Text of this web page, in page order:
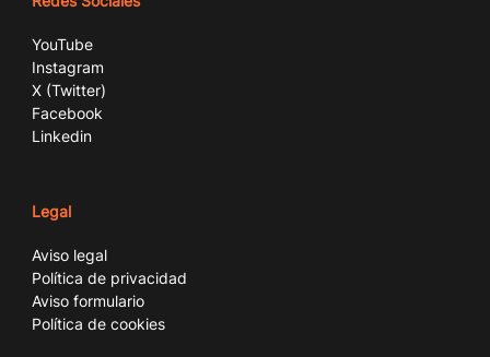
YouTube
Instagram
X (Twitter)
Facebook
Linkedin
Legal
Aviso legal
Política de privacidad
Aviso formulario
Política de cookies